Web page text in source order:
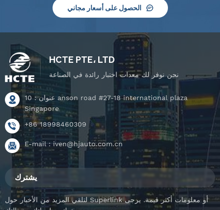
الحصول على أسعار مجاني
HCTE PTE، LTD
نحن نوفر لك معدات اختبار رائدة في الصناعة
عنوان : 10 anson road #27-18 international plaza
Singapore
+86 18998460309
E-mail :iven@hjauto.com.cn
يشترك
لتلقي المزيد من الأخبار حول Superlink أو معلومات أكثر قيمة. يرجى